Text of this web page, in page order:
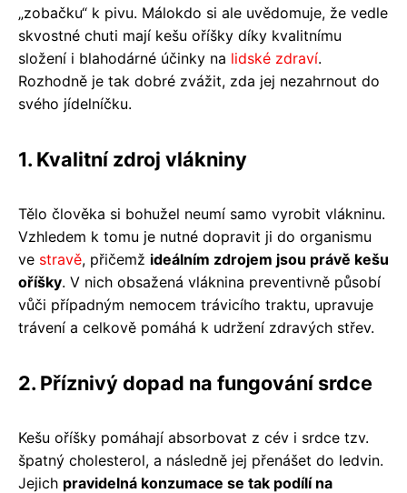
„zobačku“ k pivu. Málokdo si ale uvědomuje, že vedle
skvostné chuti mají kešu oříšky díky kvalitnímu
složení i blahodárné účinky na lidské zdraví.
Rozhodně je tak dobré zvážit, zda jej nezahrnout do
svého jídelníčku.
1. Kvalitní zdroj vlákniny
Tělo člověka si bohužel neumí samo vyrobit vlákninu.
Vzhledem k tomu je nutné dopravit ji do organismu
ve stravě, přičemž ideálním zdrojem jsou právě kešu
oříšky. V nich obsažená vláknina preventivně působí
vůči případným nemocem trávicího traktu, upravuje
trávení a celkově pomáhá k udržení zdravých střev.
2. Příznivý dopad na fungování srdce
Kešu oříšky pomáhají absorbovat z cév i srdce tzv.
špatný cholesterol, a následně jej přenášet do ledvin.
Jejich pravidelná konzumace se tak podílí na